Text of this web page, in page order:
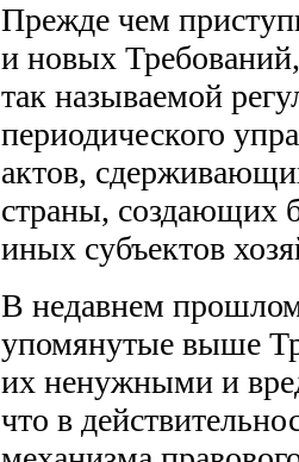
Прежде чем
и новых
так называемой
периодического
актов,
страны, создающих
иных субъектов
В недавнем
упомянутые выше
их ненужными и
что в